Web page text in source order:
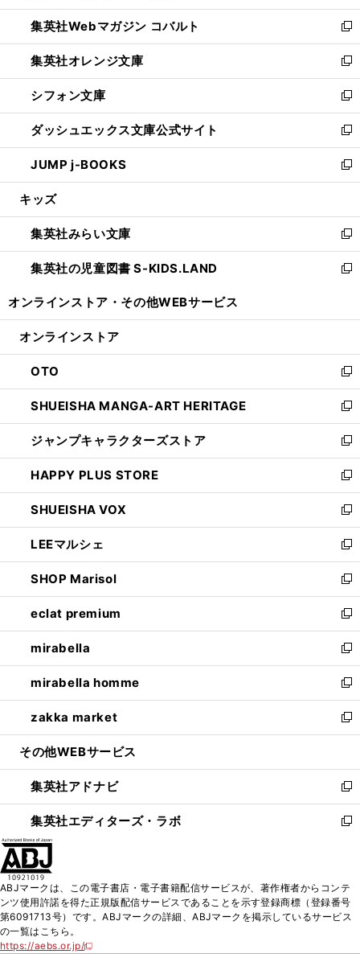
開
く
ウ
で
開
く
ン
ド
ウ
で
開
く
ウ
ィ
ン
ド
ウ
で
開
く
集英社Webマガジン コバルト
新
し
い
ウ
ィ
ン
ド
ウ
で
開
集英社オレンジ文庫
新
し
い
ウ
ィ
ン
ド
ウ
開
く
シフォン文庫
新
し
い
ウ
ィ
ン
ウ
で
開
く
ダッシュエックス文庫公式サイト
新
し
い
ウ
ン
ド
ウ
で
JUMP j-BOOKS
新
し
ウ
ィ
ン
ド
開
キッズ
集英社みらい文庫
新
し
い
ン
ウ
で
開
く
集英社の児童図書 S-KIDS.LAND
新
ウ
ン
ド
ウ
で
開
く
オンラインストア・ その他WEBサービス
オンラインストア
OTO
新
し
い
ウ
ィ
ン
ド
ウ
で
開
く
SHUEISHA MANGA-ART HERITAGE
新
し
い
ウ
ィ
ン
ド
ウ
で
開
く
ジャンプキャラクターズストア
新
し
い
ウ
ィ
ン
ド
ウ
で
開
く
HAPPY PLUS STORE
新
し
い
ウ
ィ
ン
ド
ウ
で
開
く
SHUEISHA VOX
新
し
い
ウ
ィ
ン
ド
ウ
で
開
く
LEEマルシェ
新
し
い
ウ
ィ
ン
ド
ウ
で
開
く
SHOP Marisol
新
し
い
ウ
ィ
ン
ド
ウ
で
開
eclat premium
新
し
い
ウ
ィ
ン
ド
ウ
開
く
mirabella
新
し
い
ウ
ィ
ン
ウ
で
開
く
mirabella homme
新
し
い
ウ
ン
ド
ウ
で
zakka market
新
し
ウ
ィ
ン
ド
く
その他WEBサービス
集英社アドナビ
新
し
い
ド
ウ
で
集英社エディターズ・ラボ
新
ィ
ン
ド
ABJマークは、この電子書店・電子書籍配信サービスが、著作権者からコンテ
ンツ使用許諾を得た正規版配信サービスであることを示す登録商標（登録番号
第6091713号）です。ABJマークの詳細、ABJマークを掲示しているサービス
の一覧はこちら。
https://aebs.or.jp/
新